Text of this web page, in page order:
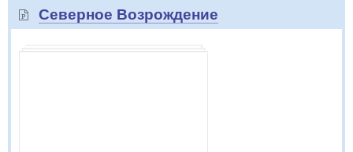
Северное Возрождение